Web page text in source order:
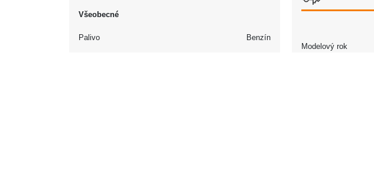
Všeobecné
Palivo Benzín
Modelový rok